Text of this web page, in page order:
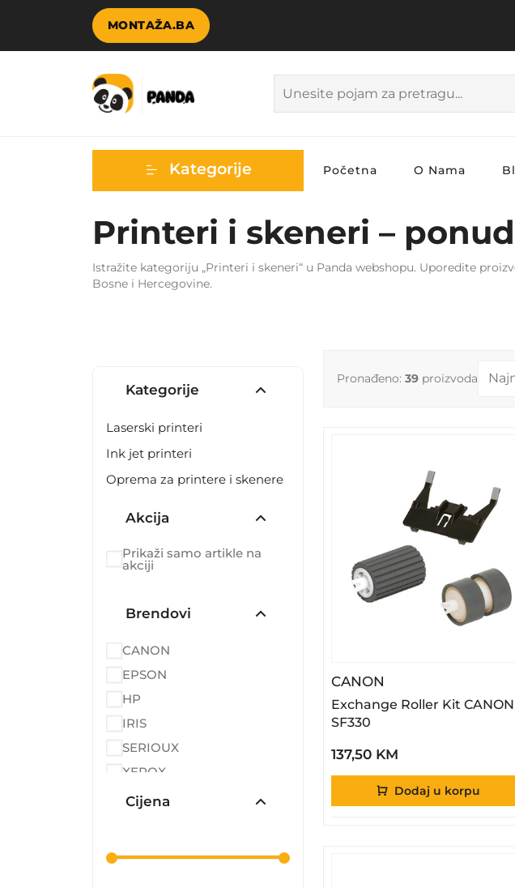
MONTAŽA.BA
Kategorije Početna O Nama
Printeri i skeneri –
Istražite kategoriju „Printeri i skeneri“ u Panda webshopu. Uporedite
Bosne i Hercegovine.
Kategorije
Laserski printeri
Ink jet printeri
Oprema za printere i skenere
Akcija
Prikaži samo artikle na
akciji
Brendovi
CANON
EPSON
HP
IRIS
SERIOUX
XEROX
Cijena
Pronađeno: 39 proizvoda
CANON – Exchange Roller
Exchange Roller Kit CANON
SF330
137,50 KM
Dodaj u korpu